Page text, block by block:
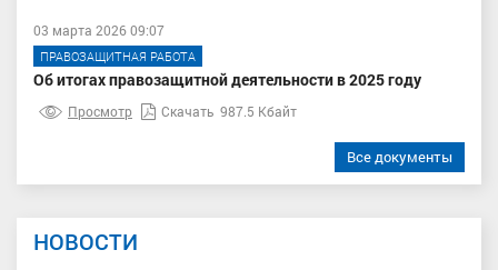
03 марта 2026 09:07
ПРАВОЗАЩИТНАЯ РАБОТА
Об итогах правозащитной деятельности в 2025 году
Просмотр Скачать 987.5 Кбайт
Все документы
НОВОСТИ